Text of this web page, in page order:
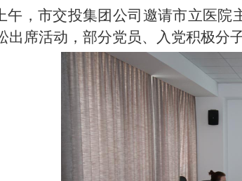
，市交投集团公司邀请市立医院
出席活动，部分党员、入党积极分